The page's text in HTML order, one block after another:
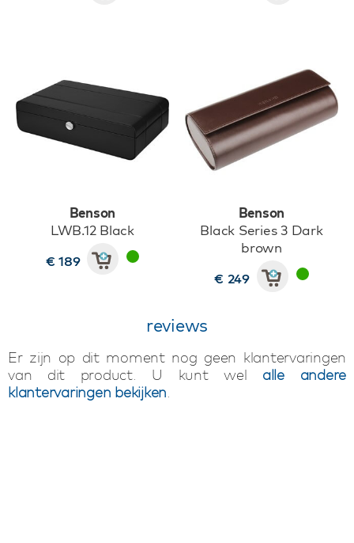
Benson
LWB.12 Black
€ 189
Benson
Black Series 3 Dark
brown
€ 249
reviews
Er zijn op dit moment nog geen klantervaringen
van dit product. U kunt wel alle andere
klantervaringen bekijken.